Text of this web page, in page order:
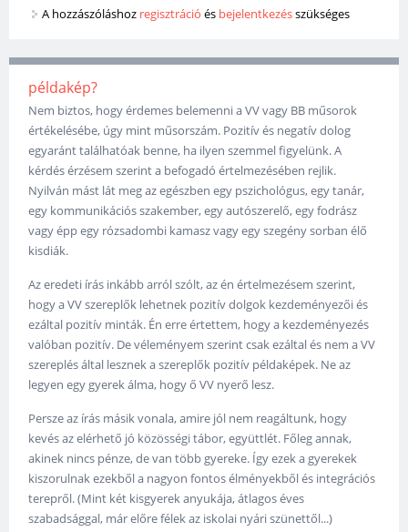
A hozzászóláshoz regisztráció és bejelentkezésszükséges
példakép?
Nem biztos, hogy érdemes belemenni a VV vagy BB műsorok
értékelésébe, úgy mint műsorszám. Pozitív és negatív dolog
egyaránt találhatóak benne, ha ilyen szemmel figyelünk. A
kérdés érzésem szerint a befogadó értelmezésében rejlik.
Nyilván mást lát meg az egészben egy pszichológus, egy tanár,
egy kommunikációs szakember, egy autószerelő, egy fodrász
vagy épp egy rózsadombi kamasz vagy egy szegény sorban élő
kisdiák.
Az eredeti írás inkább arról szólt, az én értelmezésem szerint,
hogy a VV szereplők lehetnek pozitív dolgok kezdeményezői és
ezáltal pozitív minták. Én erre értettem, hogy a kezdeményezés
valóban pozitív. De véleményem szerint csak ezáltal és nem a VV
szereplés által lesznek a szereplők pozitív példaképek. Ne az
legyen egy gyerek álma, hogy ő VV nyerő lesz.
Persze az írás másik vonala, amire jól nem reagáltunk, hogy
kevés az elérhető jó közösségi tábor, együttlét. Főleg annak,
akinek nincs pénze, de van több gyereke. Így ezek a gyerekek
kiszorulnak ezekből a nagyon fontos élményekből és integrációs
terepről. (Mint két kisgyerek anyukája, átlagos éves
szabadsággal, már előre félek az iskolai nyári szünettől...)